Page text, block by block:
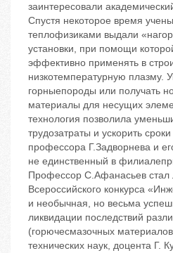
заинтересовали
Спустя некоторое время
теплофизиками выдали
установки, при помощи
эффективно применять в
низкотемпературную плазму.
горныепороды или получать
материалы для несущих
технология позволила
трудозатраты и ускорить
профессора Г.Задворнева и
не единственный в
Профессор С.Афанасьев стал
Всероссийского конкурса
и необычная, но весьма
ликвидации последствий
(горючесмазочных
технических наук, доцента Г.